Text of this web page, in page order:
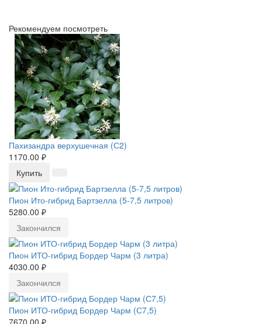
Рекомендуем посмотреть
Пахизандра верхушечная (С2)
1170.00 ₽
Купить
Пион Ито-гибрид Бартзелла (5-7,5 литров)
5280.00 ₽
Закончился
Пион ИТО-гибрид Бордер Чарм (3 литра)
4030.00 ₽
Закончился
Пион ИТО-гибрид Бордер Чарм (С7,5)